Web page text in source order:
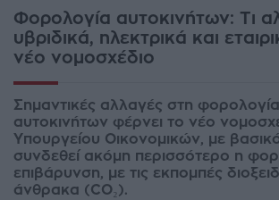
Φορολογία αυτοκινήτων: Τι
υβριδικά, ηλεκτρικά και
νέο νομοσχέδιο
Σημαντικές αλλαγές στη
αυτοκινήτων φέρνει το νέο
Υπουργείου Οικονομικών, με
συνδεθεί ακόμη περισσότερο η
επιβάρυνση, με τις εκπομπές
άνθρακα (CO₂).